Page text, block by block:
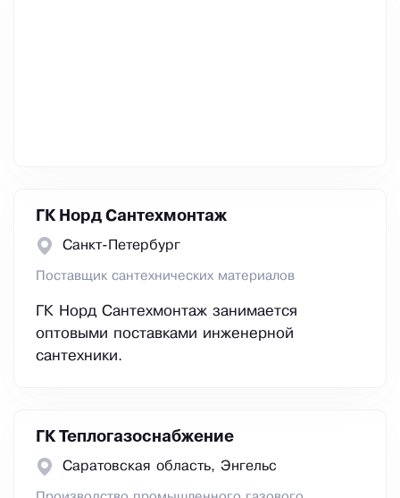
ГК Норд Сантехмонтаж
Санкт-Петербург
Поставщик сантехнических материалов
ГК Норд Сантехмонтаж занимается
оптовыми поставками инженерной
сантехники.
ГК Теплогазоснабжение
Саратовская область, Энгельс